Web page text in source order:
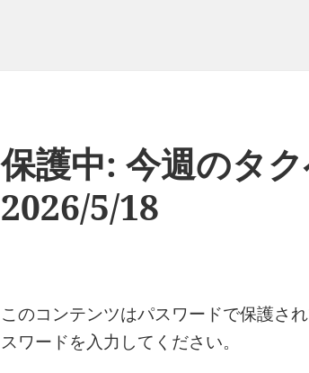
保護中: 今週のタ
2026/5/18
このコンテンツはパスワードで保護さ
スワードを入力してください。